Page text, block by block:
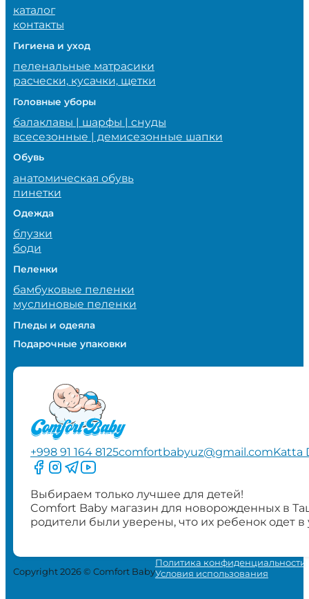
каталог
контакты
Гигиена и уход
пеленальные матрасики
расчески, кусачки, щетки
Головные уборы
балаклавы | шарфы | снуды
всесезонные | демисезонные шапки
Обувь
анатомическая обувь
пинетки
Одежда
блузки
боди
Пеленки
бамбуковые пеленки
муслиновые пеленки
Пледы и одеяла
Подарочные упаковки
+998 91 164 8125comfortbabyuz@gmail.comKatta
Следите за нами на Facebook
Следите за нами в Instagram
Следите за нами в Telegram
Следите за нами в YouTube
Выбираем только лучшее для детей!
Comfort Baby магазин для новорожденных в
родители были уверены, что их ребенок одет
Copyright 2026 © Comfort Baby
Политика конфиденциальности
Условия использования